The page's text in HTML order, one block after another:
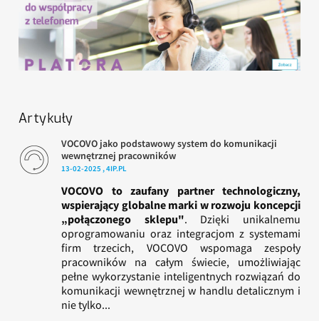
Artykuły
VOCOVO jako podstawowy system do komunikacji
wewnętrznej pracowników
13-02-2025 , 4IP.PL
VOCOVO to zaufany partner technologiczny,
wspierający globalne marki w rozwoju koncepcji
„połączonego sklepu". Dzięki unikalnemu
oprogramowaniu oraz integracjom z systemami
firm trzecich, VOCOVO wspomaga zespoły
pracowników na całym świecie, umożliwiając
pełne wykorzystanie inteligentnych rozwiązań do
komunikacji wewnętrznej w handlu detalicznym i
nie tylko...